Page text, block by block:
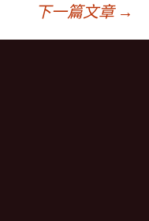
下一篇文章 →